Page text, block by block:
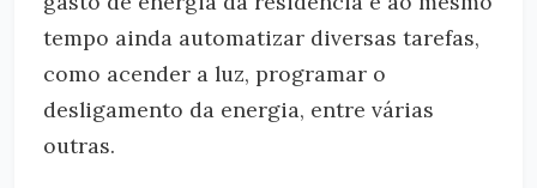
tempo ainda automatizar diversas tarefas,
como acender a luz, programar o
desligamento da energia, entre várias
outras.